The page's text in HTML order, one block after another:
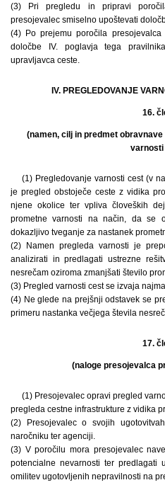
(3) Pri pregledu in pripravi
presojevalec smiselno upoštevati
(4) Po prejemu poročila
določbe IV. poglavja tega
upravljavca ceste.
IV. PREGLEDOVANJE
16.
(namen, cilj in predmet
varnosti
(1) Pregledovanje varnosti cest (v
je pregled obstoječe ceste z vidika
njene okolice ter vpliva človeških
prometne varnosti na način, da se
dokazljivo tveganje za nastanek
(2) Namen pregleda varnosti je
analizirati in predlagati ustrezne
nesrečam oziroma zmanjšati število
(3) Pregled varnosti cest se izvaja
(4) Ne glede na prejšnji odstavek se
primeru nastanka večjega števila
17.
(naloge presojevalca
(1) Presojevalec opravi pregled
pregleda cestne infrastrukture z vidika
(2) Presojevalec o svojih
naročniku ter agenciji.
(3) V poročilu mora presojevalec
potencialne nevarnosti ter predlagati
omilitev ugotovljenih nepravilnosti na